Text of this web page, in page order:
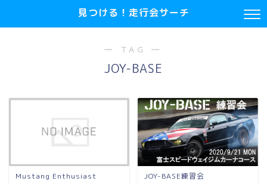
見つける！走行会サーチ
― TAG ―
JOY-BASE
Mustang Enthusiast JOY-BASE練習会